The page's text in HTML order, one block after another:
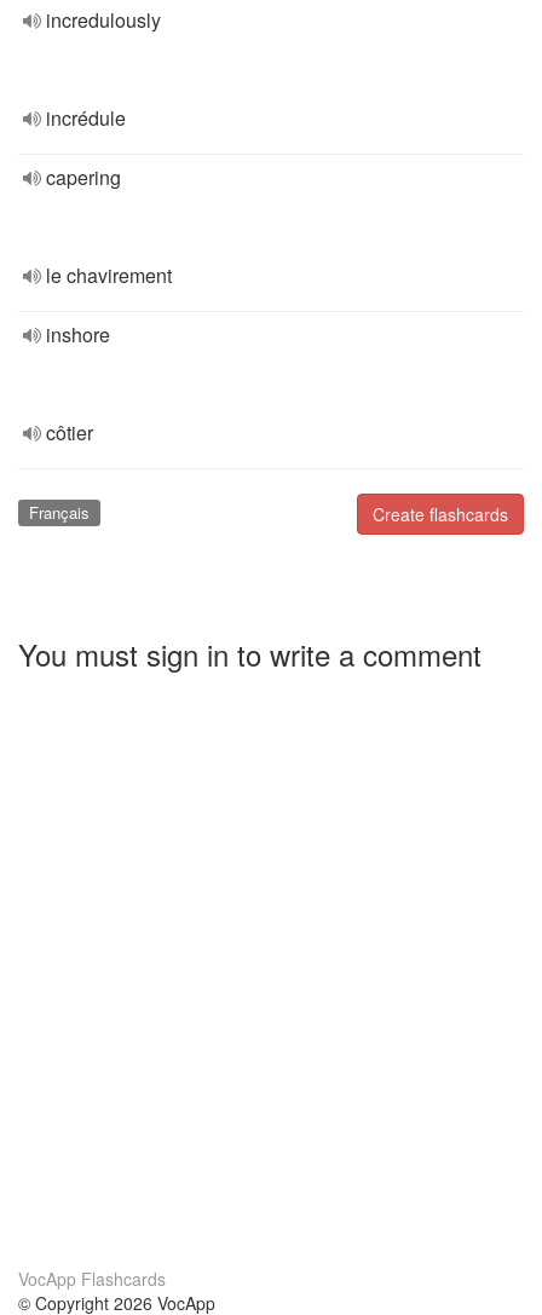
incredulously
incrédule
capering
le chavirement
inshore
côtier
Create flashcards
Français
You must sign in to write a comment
VocApp Flashcards
© Copyright 2026 VocApp